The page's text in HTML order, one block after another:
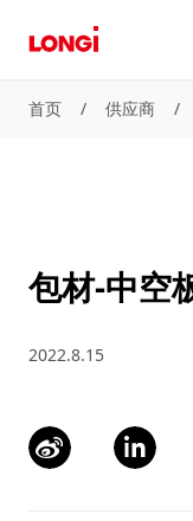
首页 / 供应商 /
包材-中空
2022.8.15